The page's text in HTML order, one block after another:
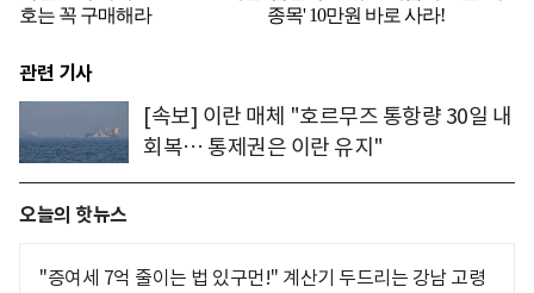
관련 기사
[속보] 이란 매체 "호르무즈 통항량 30일 내
회복… 통제권은 이란 유지"
오늘의 핫뉴스
"증여세 7억 줄이는 법 있구먼!" 계산기 두드리는 강남 고령